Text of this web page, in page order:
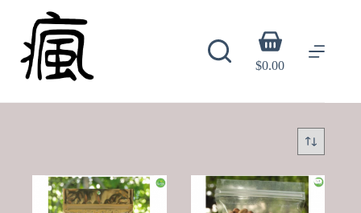
content
Shopping
cart
$0.00